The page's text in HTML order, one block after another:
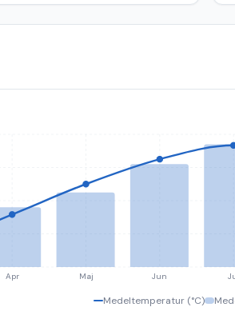
Apr Maj Jun
Medeltemperatur (°C)